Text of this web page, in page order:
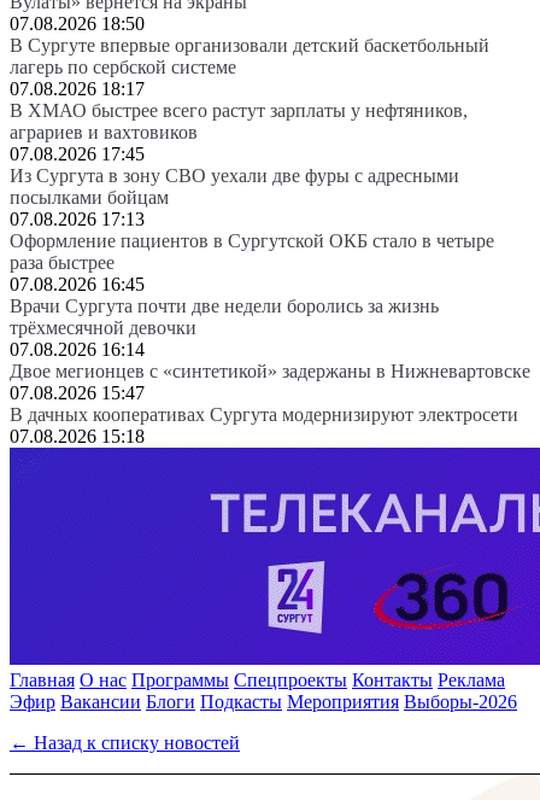
07.08.2026 18:50
В Сургуте впервые организовали детский баскетбольный
лагерь по сербской системе
07.08.2026 18:17
В ХМАО быстрее всего растут зарплаты у нефтяников,
аграриев и вахтовиков
07.08.2026 17:45
Из Сургута в зону СВО уехали две фуры с адресными
посылками бойцам
07.08.2026 17:13
Оформление пациентов в Сургутской ОКБ стало в четыре
раза быстрее
07.08.2026 16:45
Врачи Сургута почти две недели боролись за жизнь
трёхмесячной девочки
07.08.2026 16:14
Двое мегионцев с «синтетикой» задержаны в Нижневартовске
07.08.2026 15:47
В дачных кооперативах Сургута модернизируют электросети
07.08.2026 15:18
Главная О нас Программы Спецпроекты Контакты Реклама
Эфир Вакансии Блоги Подкасты Мероприятия Выборы-2026
← Назад к списку новостей